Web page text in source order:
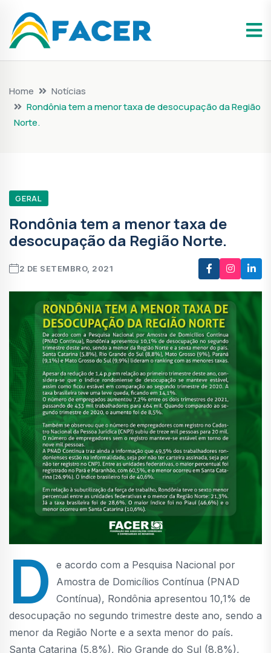
Home
Notícias
Rondônia tem a menor taxa de desocupação da Região
Norte.
GERAL
Rondônia tem a menor taxa de
desocupação da Região Norte.
2 DE SETEMBRO, 2021
D
e acordo com a Pesquisa Nacional por
Amostra de Domicílios Contínua (PNAD
Contínua), Rondônia apresentou 10,1% de
desocupação no segundo trimestre deste ano, sendo a
menor da Região Norte e a sexta menor do país.
Santa Catarina (5,8%), Rio Grande do Sul (8,8%),